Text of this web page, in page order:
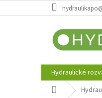
na
Hydraulické
Domov